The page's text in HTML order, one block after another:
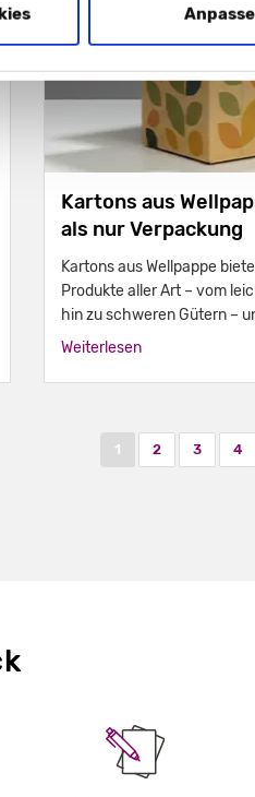
Kartons aus
als nur Verpackung
Kartons aus Wellpappe
Produkte aller Art – vom
hin zu schweren Gütern –
ihre hohe Belastbarkeit bei
Weiterlesen
1 2 3 4